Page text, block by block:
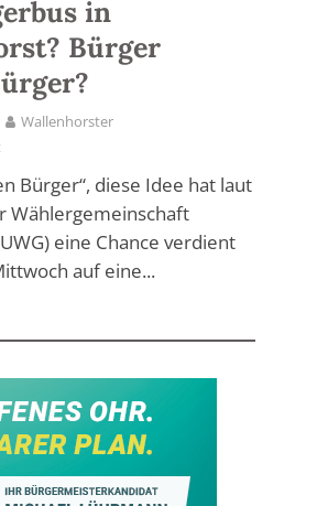
in
Bürger
Wallenhorster
Bürger“, diese Idee hat laut
Wählergemeinschaft
eine Chance verdient
auf eine...